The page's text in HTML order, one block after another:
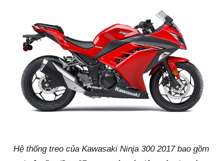
Hệ thống treo của Kawasaki Ninja 300 2017 bao gồm